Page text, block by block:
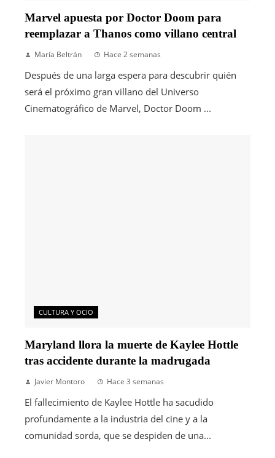
Marvel apuesta por Doctor Doom para
reemplazar a Thanos como villano central
María Beltrán Hace 2 semanas
Después de una larga espera para descubrir quién
será el próximo gran villano del Universo
Cinematográfico de Marvel, Doctor Doom ...
CULTURA Y OCIO
Maryland llora la muerte de Kaylee Hottle
tras accidente durante la madrugada
Javier Montoro Hace 3 semanas
El fallecimiento de Kaylee Hottle ha sacudido
profundamente a la industria del cine y a la
comunidad sorda, que se despiden de una...